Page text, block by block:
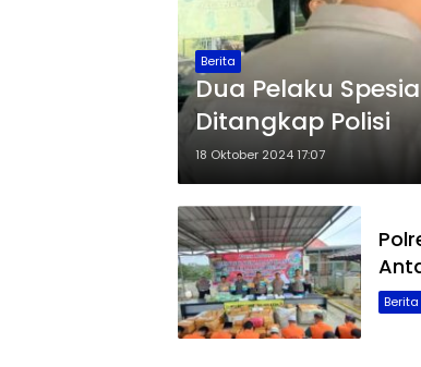
Berita
Dua Pelaku
Ditangkap Polisi
18 Oktober 2024 17:07
Berita